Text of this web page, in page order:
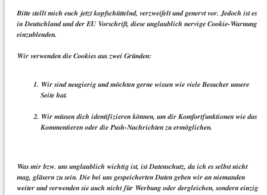
Bitte stellt mich euch jetzt kopfschüttelnd, verzweifelt und genervt vor. Jedoch ist es
in Deutschland und der EU Vorschrift, diese unglaublich nervige Cookie-Warnung
einzublenden.
Wir verwenden die Cookies aus zwei Gründen:
Wir sind neugierig und möchten gerne wissen wie viele Besucher unsere
Seite hat.
Wir müssen dich identifizieren können, um dir Komfortfunktionen wie das
Kommentieren oder die Push-Nachrichten zu ermöglichen.
Was mir bzw. uns unglaublich wichtig ist, ist Datenschutz, da ich es selbst nicht
mag, gläsern zu sein. Die bei uns gespeicherten Daten geben wir an niemanden
weiter und verwenden sie auch nicht für Werbung oder dergleichen, sondern einzig